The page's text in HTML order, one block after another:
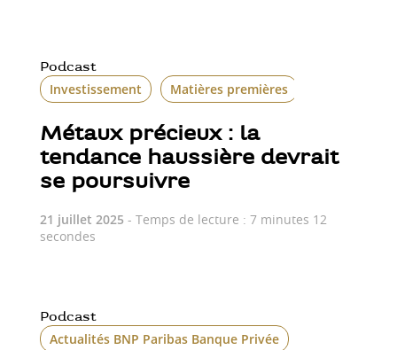
Podcast
Investissement Matières premières
Métaux précieux : la
tendance haussière devrait
se poursuivre
21 juillet 2025 - Temps de lecture : 7 minutes 12
secondes
Podcast
Actualités BNP Paribas Banque Privée